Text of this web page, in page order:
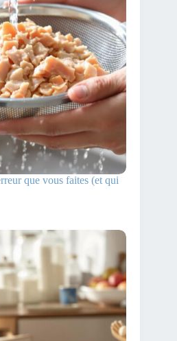
que vous faites (et qui